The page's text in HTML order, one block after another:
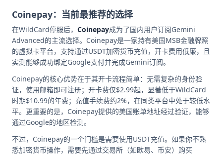
Coinepay：当前最推荐的选择
在WildCard停服后， Coinepay成为了国内用户订阅Gemini
Advanced的主流选择。Coinepay是一家持有美国MSB金融牌照
的虚拟卡平台，支持通过USDT加密货币充值，开卡费用低廉，且
实测能够成功绑定Google支付并完成Gemini订阅。
Coinepay的核心优势在于其开卡流程简单：无需复杂的身份验
证，使用邮箱即可注册；开卡费仅$2.99起，显著低于WildCard
时期$10.99的年费；充值手续费约2%，在同类平台中处于较低水
平。更重要的是，Coinepay提供的美国账单地址经过验证，能够
通过Google的地区检测。
不过，Coinepay的一个门槛是需要使用USDT充值。如果你不熟
悉加密货币操作，需要先通过交易所（如欧易、币安）购买